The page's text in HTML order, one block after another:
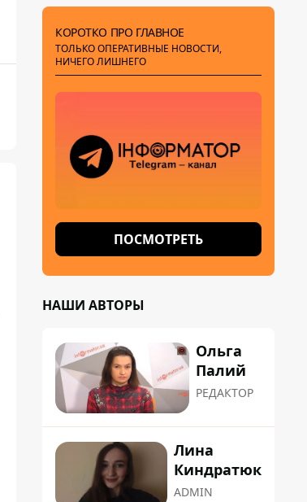
КОРОТКО ПРО ГЛАВНОЕ
ТОЛЬКО ОПЕРАТИВНЫЕ НОВОСТИ,
НИЧЕГО ЛИШНЕГО
ПОСМОТРЕТЬ
НАШИ АВТОРЫ
Ольга
Палий
РЕДАКТОР
Лина
Киндратюк
ADMIN